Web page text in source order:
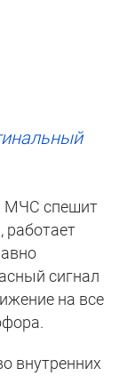
МЧС спешит
работает
сигнал
на все
внутренних